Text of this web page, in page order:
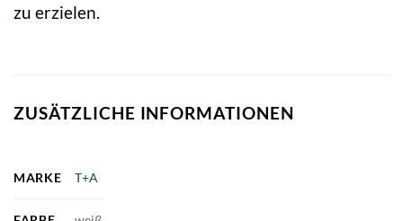
zu erzielen.
ZUSÄTZLICHE INFORMATIONEN
MARKE T+A